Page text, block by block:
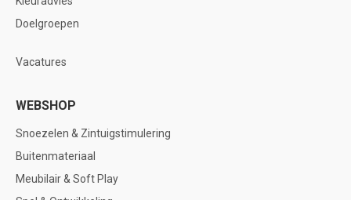
Doelgroepen
Vacatures
WEBSHOP
Snoezelen & Zintuigstimulering
Buitenmateriaal
Meubilair & Soft Play